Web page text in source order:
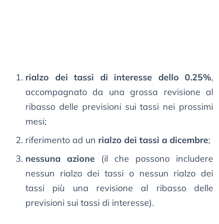
rialzo dei tassi di interesse dello 0.25%,
accompagnato da una grossa revisione al
ribasso delle previsioni sui tassi nei prossimi
mesi;
riferimento ad un rialzo dei tassi a dicembre;
nessuna azione (il che possono includere
nessun rialzo dei tassi o nessun rialzo dei
tassi più una revisione al ribasso delle
previsioni sui tassi di interesse).